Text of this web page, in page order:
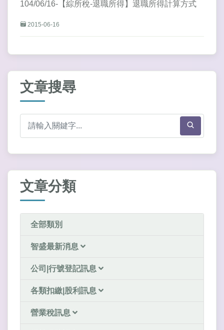
104/06/16-【綜所稅-退職所得】退職所得計算方式
2015-06-16
文章搜尋
文章分類
全部類別
智盛最新消息
公司|行號登記訊息
各類扣繳|股利訊息
營業稅訊息